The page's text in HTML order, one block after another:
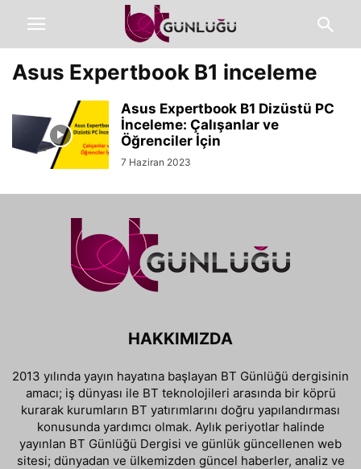
Asus Expertbook B1 inceleme
Asus Expertbook B1 Dizüstü PC
İnceleme: Çalışanlar ve
Öğrenciler İçin
7 Haziran 2023
HAKKIMIZDA
2013 yılında yayın hayatına başlayan BT Günlüğü dergisinin
amacı; iş dünyası ile BT teknolojileri arasında bir köprü
kurarak kurumların BT yatırımlarını doğru yapılandırması
konusunda yardımcı olmak. Aylık periyotlar halinde
yayınlan BT Günlüğü Dergisi ve günlük güncellenen web
sitesi; dünyadan ve ülkemizden güncel haberler, analiz ve